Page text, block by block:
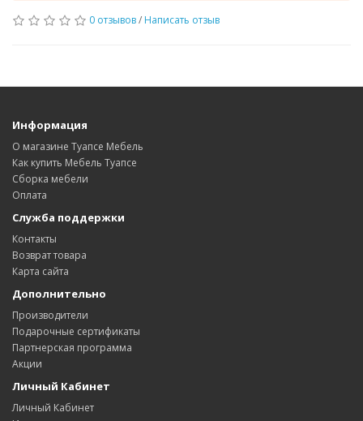
0 отзывов/ Написать отзыв
Информация
О магазине Туапсе Мебель
Как купить Мебель Туапсе
Сборка мебели
Оплата
Служба поддержки
Контакты
Возврат товара
Карта сайта
Дополнительно
Производители
Подарочные сертификаты
Партнерская программа
Акции
Личный Кабинет
Личный Кабинет